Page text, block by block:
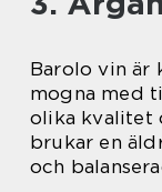
Barolo vin är
mogna med
olika kvalitet
brukar en
och